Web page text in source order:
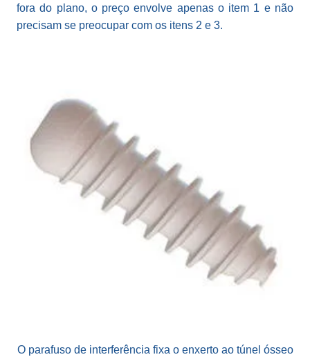
fora do plano, o preço envolve apenas o item 1 e não
precisam se preocupar com os itens 2 e 3.
O parafuso de interferência fixa o enxerto ao túnel ósseo